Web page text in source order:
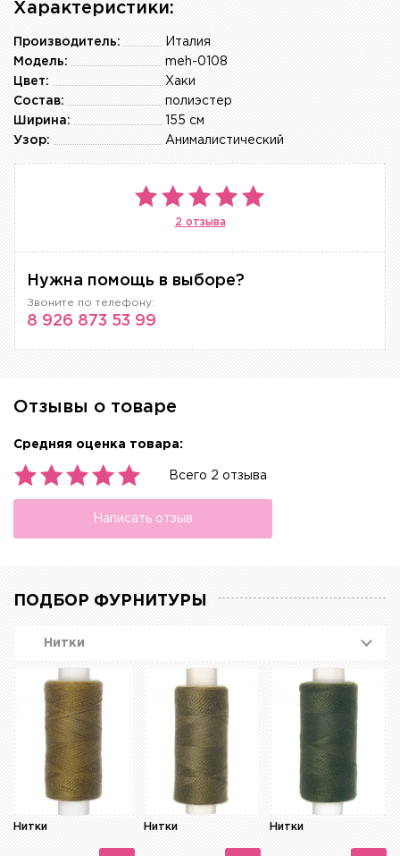
Характеристики:
Италия
Производитель:
meh-0108
Модель:
Хаки
Цвет:
полиэстер
Состав:
155 см
Ширина:
Анималистический
Узор:
2 отзыва
Нужна помощь в выборе?
Звоните по телефону:
8 926 873 53 99
Отзывы о товаре
Средняя оценка товара:
Всего 2 отзыва
Написать отзыв
ПОДБОР ФУРНИТУРЫ
Нитки
Нитки Нитки Нитки